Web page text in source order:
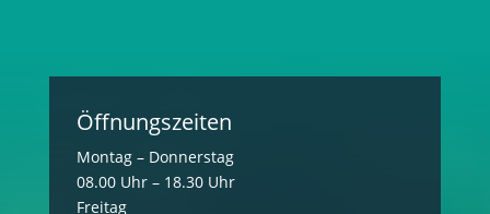
Öffnungszeiten
Montag – Donnerstag
08.00 Uhr – 18.30 Uhr
Freitag